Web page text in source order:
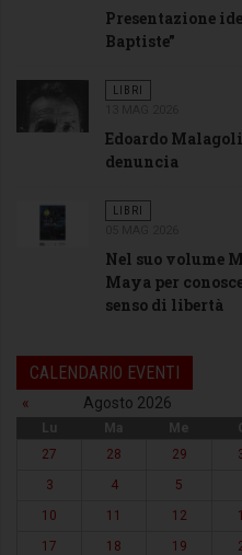
Presentazione
Baptiste”
LIBRI
Edoardo
denuncia
LIBRI
Nel suo volume
Maya per
senso di libertà
CALENDARIO EVENTI
« Agosto 2026
Lu Ma Me
27
28 29
3
4 5
10
11 12
17
18 19